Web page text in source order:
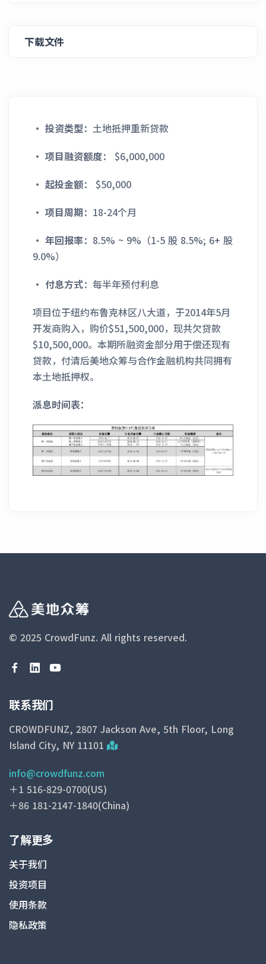
下载文件
· 投资类型：土地抵押重新贷款
· 项目融资额度： $6,000,000
· 起投金额： $50,000
· 项目周期：18-24个月
· 年回报率：8.5% ~ 9%（1-5 股 8.5%; 6+ 股
9.0%）
· 付息方式：每半年预付利息
项目位于纽约布鲁克林区八大道，于2014年5月
开发商购入，购价$51,500,000，现共欠贷款
$10,500,000。本期所融资金部分用于偿还现有
贷款，付清后美地众筹与合作金融机构共同拥有
本土地抵押权。
派息时间表：
© 2025 CrowdFunz. All rights reserved.
联系我们
CROWDFUNZ, 2807 Jackson Ave, 5th Floor, Long
Island City, NY 11101
info@crowdfunz.com
＋1 516-829-0700(US)
＋86 181-2147-1840(China)
了解更多
关于我们
投资项目
使用条款
隐私政策